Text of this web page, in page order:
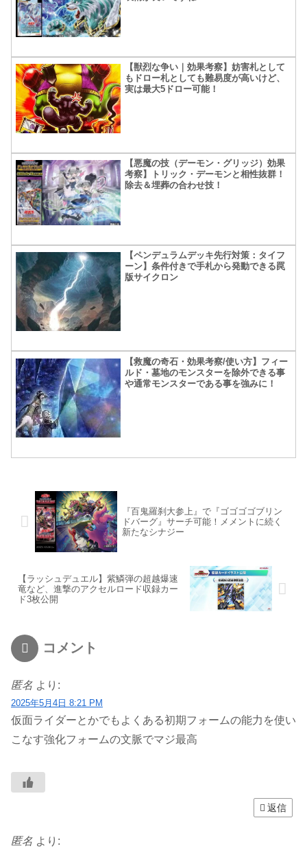
【獣烈な争い｜効果考察】妨害札として
もドロー札としても難易度が高いけど、
実は最大5ドロー可能！
【悪魔の技（デーモン・グリッジ）効果
考察】トリック・デーモンと相性抜群！
除去＆埋葬の合わせ技！
【ペンデュラムデッキ先行対策：タイフ
ーン】条件付きで手札から発動できる罠
版サイクロン
【救魔の奇石・効果考察/使い方】フィー
ルド・墓地のモンスターを除外できる事
や通常モンスターである事を強みに！
『百鬼羅刹大参上』で『ゴゴゴゴブリン
ドバーグ』サーチ可能！メメントに続く
新たなシナジー
【ラッシュデュエル】紫鱗弾の超越爆速
竜など、進撃のアクセルロード収録カー
ド3枚公開
コメント
匿名 より:
2025年5月4日 8:21 PM
仮面ライダーとかでもよくある初期フォームの能力を使い
こなす強化フォームの文脈でマジ最高
返信
匿名 より: